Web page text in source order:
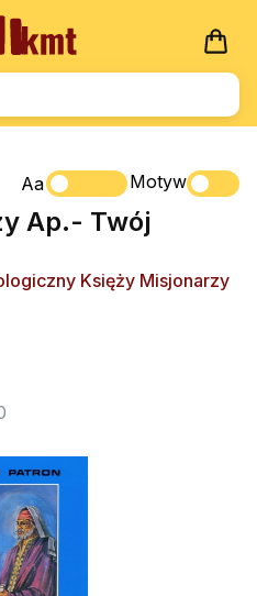
Aa
Motyw
Ap.- Twój
Księży Misjonarzy